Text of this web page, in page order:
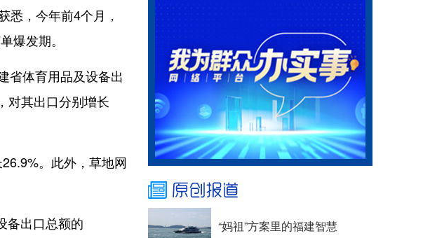
悉，今年前4个月，
爆发期。
体育用品及设备出
对其出口分别增长
。此外，草地网
出口总额的